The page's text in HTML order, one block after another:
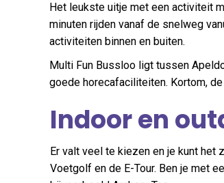
Het leukste uitje met een activiteit
minuten rijden vanaf de snelweg
activiteiten binnen en buiten.
Multi Fun Bussloo ligt tussen
goede horecafaciliteiten. Kortom,
Indoor en
Er valt veel te kiezen en je kunt het
Voetgolf en de E-Tour. Ben je met